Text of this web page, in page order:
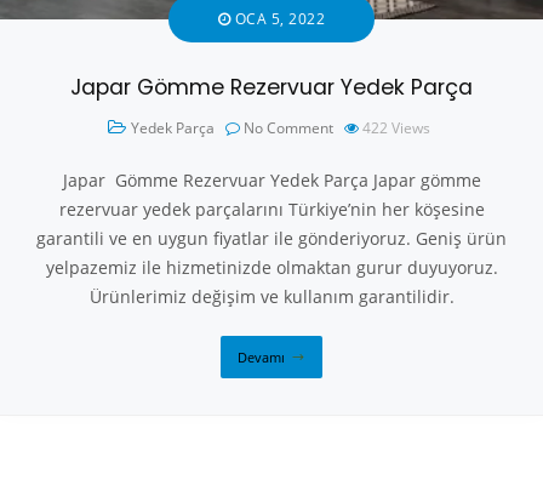
OCA 5, 2022
Japar Gömme Rezervuar Yedek Parça
Yedek Parça No Comment 422 Views
Japar Gömme Rezervuar Yedek Parça Japar gömme
rezervuar yedek parçalarını Türkiye’nin her köşesine
garantili ve en uygun fiyatlar ile gönderiyoruz. Geniş ürün
yelpazemiz ile hizmetinizde olmaktan gurur duyuyoruz.
Ürünlerimiz değişim ve kullanım garantilidir.
Devamı